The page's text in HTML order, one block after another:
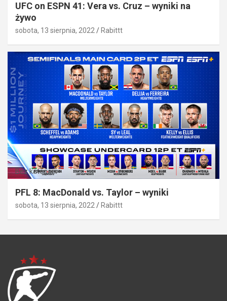
UFC on ESPN 41: Vera vs. Cruz – wyniki na
żywo
sobota, 13 sierpnia, 2022 Rabittt
Bez kategorii
PFL 8: MacDonald vs. Taylor – wyniki
sobota, 13 sierpnia, 2022 Rabittt